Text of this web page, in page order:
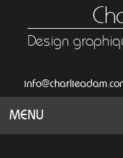
Design
MENU